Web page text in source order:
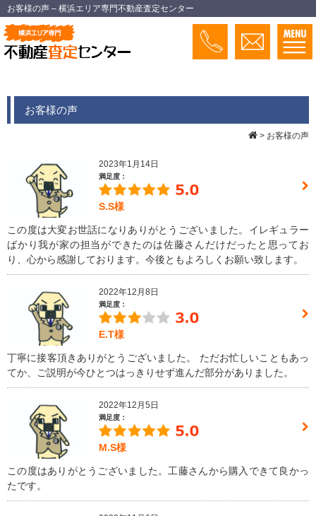
お客様の声 – 横浜エリア専門不動産査定センター
お客様の声
> お客様の声
2023年1月14日
満足度：
S.S様
この度は大変お世話になりありがとうございました。イレギュラー
ばかり我が家の担当ができたのは佐藤さんだけだったと思ってお
り、心から感謝しております。今後ともよろしくお願い致します。
2022年12月8日
満足度：
E.T様
丁寧に接客頂きありがとうございました。 ただお忙しいこともあっ
てか、ご説明が今ひとつはっきりせず進んだ部分がありました。
2022年12月5日
満足度：
M.S様
この度はありがとうございました。工藤さんから購入できて良かっ
たです。